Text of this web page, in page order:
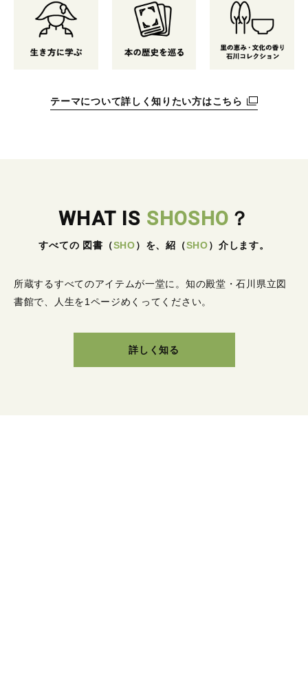
テーマについて詳しく知りたい方はこちら
WHAT IS SHOSHO ？
すべての 図書 （SHO） を、紹 （SHO） 介します。
所蔵するすべてのアイテムが一堂に。 知の殿堂・石川県立図
書館で、人生を1ページめくってください。
詳しく知る